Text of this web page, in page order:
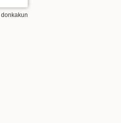
donkakun